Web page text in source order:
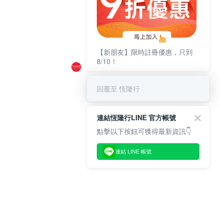
【新朋友】限時註冊優惠，只到
8/10！
回覆至 恆隆行
連結恆隆行LINE 官方帳號
點擊以下按鈕可獲得最新資訊👇
連結 LINE 帳號